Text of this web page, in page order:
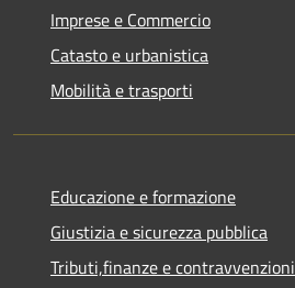
Imprese e Commercio
Catasto e urbanistica
Mobilità e trasporti
Educazione e formazione
Giustizia e sicurezza pubblica
Tributi,finanze e contravvenzioni